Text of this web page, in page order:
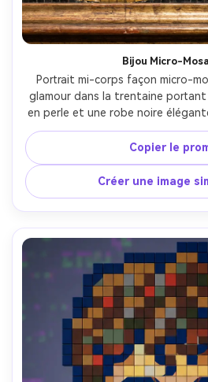
Bijou Micro-
Portrait mi-corps façon micro-
glamour dans la trentaine portant
en perle et une robe noire
serrées avec ultra-fins dégradés,
obscur en carreaux, accents
arrière-plan élégant vignette,
alignement carreaux et joints
éditorial luxe, objectif 85mm,
éclairage
Copier le
Créer une image